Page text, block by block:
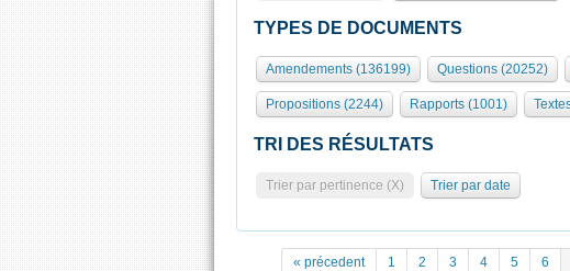
TYPES DE DOCUMENTS
Amendements (136199) Questions (20252)
Propositions (2244) Rapports (1001)
TRI DES RÉSULTATS
Trier par pertinence (X) Trier par date
« précedent 1 2 3 4 5 6